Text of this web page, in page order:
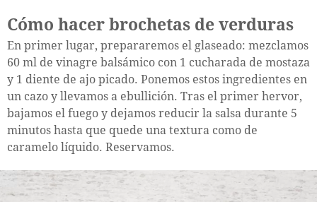
Cómo hacer brochetas de verduras
En primer lugar, prepararemos el glaseado: mezclamos
60 ml de vinagre balsámico con 1 cucharada de mostaza
y 1 diente de ajo picado. Ponemos estos ingredientes en
un cazo y llevamos a ebullición. Tras el primer hervor,
bajamos el fuego y dejamos reducir la salsa durante 5
minutos hasta que quede una textura como de
caramelo líquido. Reservamos.